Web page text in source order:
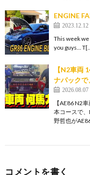
ENGINE
2023.12.12
This week
you guys…
【N2車両
ナパックで
2026.08.07
【AE86 N2
本コースで
野哲也が
コメントを書く